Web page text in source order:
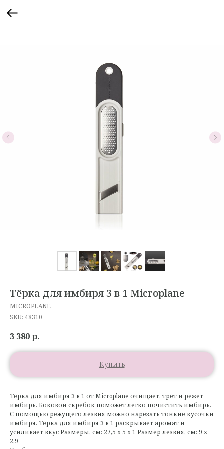
Тёрка для имбиря 3 в 1 Microplane
MICROPLANE
SKU: 48310
3 380р.
Купить
Тёрка для имбиря 3 в 1 от Microplane очищает, трёт и режет
имбирь. Боковой скребок поможет легко почистить имбирь.
С помощью режущего лезвия можно нарезать тонкие кусочки
имбиря. Тёрка для имбиря 3 в 1 раскрывает аромат и
усиливает вкус Размеры, см: 27,5 x 5 x 1 Размер лезвия, см: 9 x
2,9